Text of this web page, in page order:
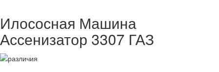
Илососная Машина
Ассенизатор 3307 ГАЗ